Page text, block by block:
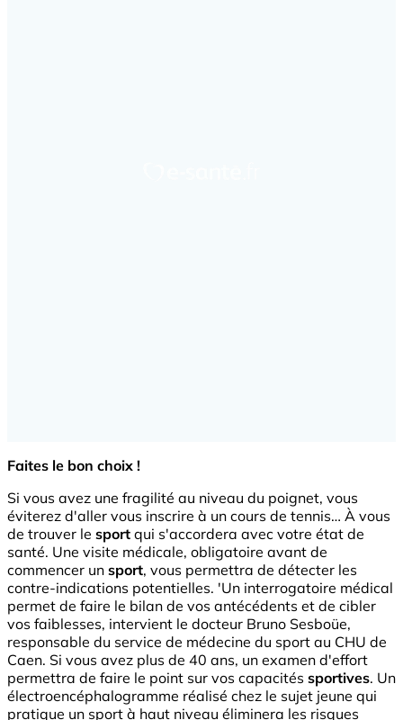
Faites le bon choix !
Si vous avez une fragilité au niveau du poignet, vous
éviterez d'aller vous inscrire à un cours de tennis… À vous
de trouver le sport qui s'accordera avec votre état de
santé. Une visite médicale, obligatoire avant de
commencer un sport, vous permettra de détecter les
contre-indications potentielles. 'Un interrogatoire médical
permet de faire le bilan de vos antécédents et de cibler
vos faiblesses, intervient le docteur Bruno Sesboüe,
responsable du service de médecine du sport au CHU de
Caen. Si vous avez plus de 40 ans, un examen d'effort
permettra de faire le point sur vos capacités sportives. Un
électroencéphalogramme réalisé chez le sujet jeune qui
pratique un sport à haut niveau éliminera les risques